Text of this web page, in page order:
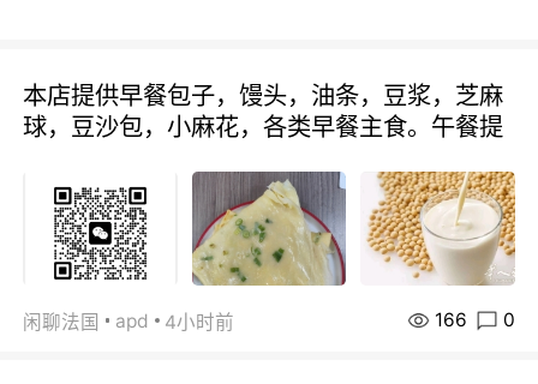
本店提供早餐包子，馒头，油条，豆浆，芝麻
球，豆沙包，小麻花，各类早餐主食。午餐提
闲聊法国 apd 4小时前 166 0